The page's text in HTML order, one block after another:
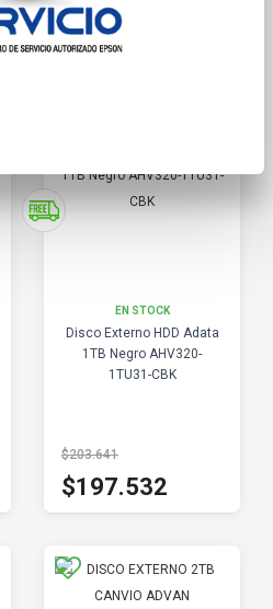
TOSHIBA
STORAGE
EN STOCK
Disco Externo HDD Adata
1TB Negro AHV320-
1TU31-CBK
$203.641
$197.532